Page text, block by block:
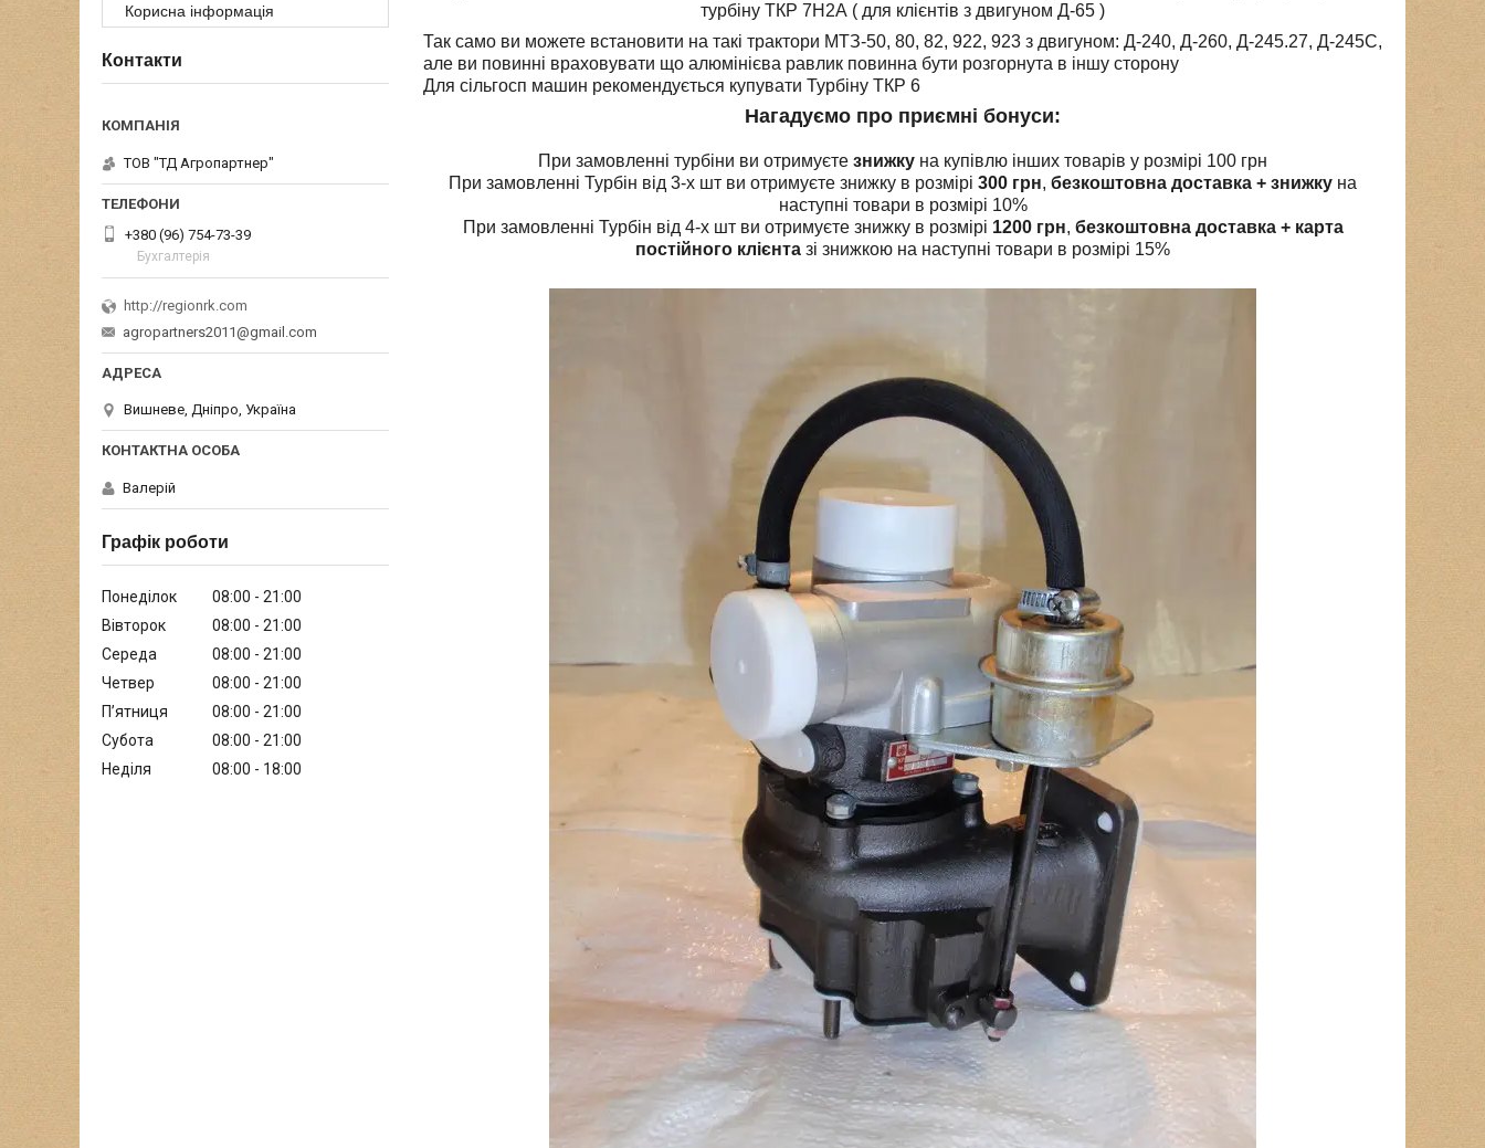
турбіну ТКР 7Н2А ( для клієнтів з двигуном Д-65 )
Так само ви можете встановити на такі трактори МТЗ-50, 80, 82, 922, 923 з двигуном: Д-240, Д-260, Д-245.27, Д-245С,
але ви повинні враховувати що алюмінієва равлик повинна бути розгорнута в іншу сторону
Для сільгосп машин рекомендується купувати Турбіну ТКР 6
Нагадуємо про приємні бонуси:
При замовленні турбіни ви отримуєте знижку на купівлю інших товарів у розмірі 100 грн
При замовленні Турбін від 3-х шт ви отримуєте знижку в розмірі 300 грн, безкоштовна доставка + знижку на
наступні товари в розмірі 10%
При замовленні Турбін від 4-х шт ви отримуєте знижку в розмірі 1200 грн, безкоштовна доставка + карта
постійного клієнта зі знижкою на наступні товари в розмірі 15%
Корисна інформація
Контакти
ТОВ "ТД Агропартнер"
+380 (96) 754-73-39
Бухгалтерія
http://regionrk.com
agropartners2011@gmail.com
Вишневе, Дніпро, Україна
Валерій
Графік роботи
Понеділок 08:00
21:00
Вівторок
08:00
21:00
Середа
08:00
21:00
Четвер
08:00
21:00
Пʼятниця
08:00
21:00
Субота
08:00
21:00
Неділя
08:00 18:00